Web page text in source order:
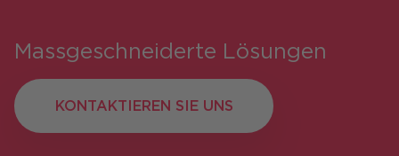
Massgeschneiderte Lösungen
KONTAKTIEREN SIE UNS
KONTAKTIEREN SIE UNS